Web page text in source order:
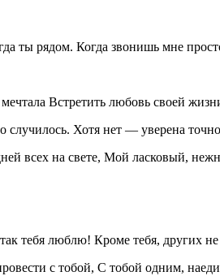
ты рядом. Когда звонишь мне
Встретить любовь своей
случилось. Хотя нет — уверена
всех на свете, Мой ласковый,
тебя люблю! Кроме тебя, других
с тобой, С тобой одним,